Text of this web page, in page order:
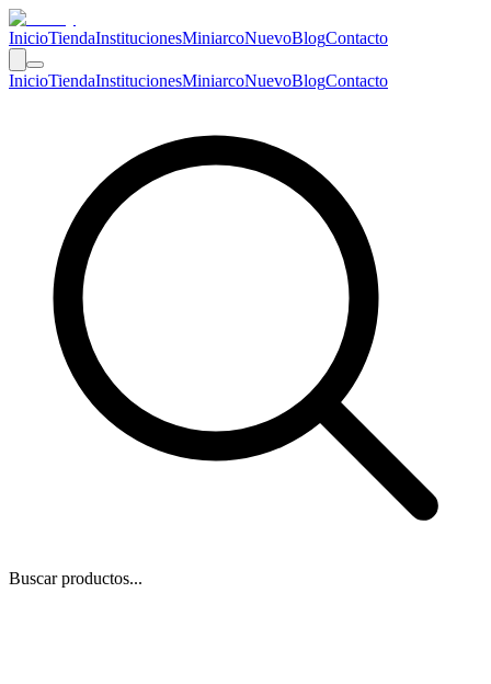
InicioTiendaInstitucionesMiniarcoNuevoBlogContacto
InicioTiendaInstitucionesMiniarcoNuevoBlogContacto
Buscar productos...